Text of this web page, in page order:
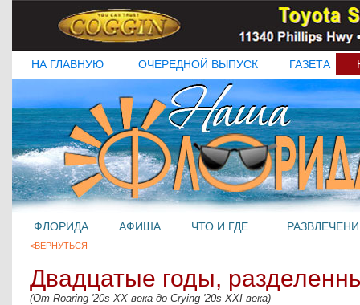
НА ГЛАВНУЮ ОЧЕРЕДНОЙ ВЫПУСК ГАЗЕТА
ФЛОРИДА АФИША ЧТО И ГДЕ
<ВЕРНУТЬСЯ
Двадцатые годы,
(От Roaring '20s ХХ века до Crying '20s ХХI века)